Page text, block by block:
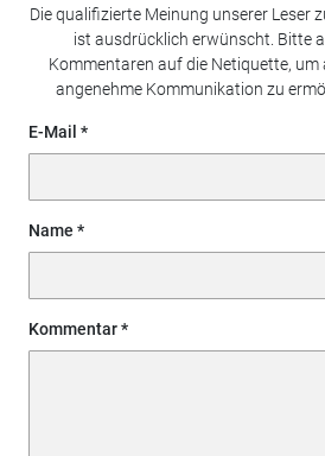
Die qualifizierte Meinung unserer Leser
ist ausdrücklich erwünscht. Bitte
Kommentaren auf die Netiquette, um
angenehme Kommunikation zu
E-Mail
Name
Kommentar